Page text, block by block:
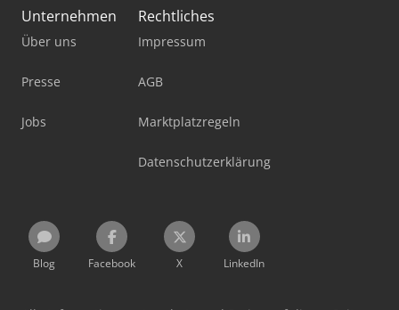
Unternehmen
Über uns
Presse
Jobs
Rechtliches
Impressum
AGB
Marktplatzregeln
Datenschutzerklärung
Blog Facebook X LinkedIn